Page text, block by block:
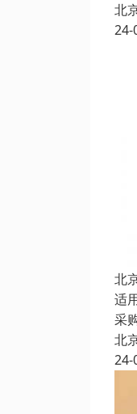
北
24-
北
适
采
北
24-